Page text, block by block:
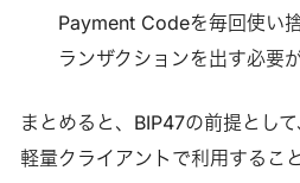
Payment Codeを毎回使い
ランザクションを出す必要が
まとめると、BIP47の前提として
軽量クライアントで利用するこ